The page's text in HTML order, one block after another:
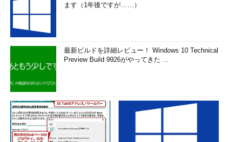
ます（1年後ですが……）
最新ビルドを詳細レビュー！ Windows 10 Technical
Preview Build 9926がやってきた ...